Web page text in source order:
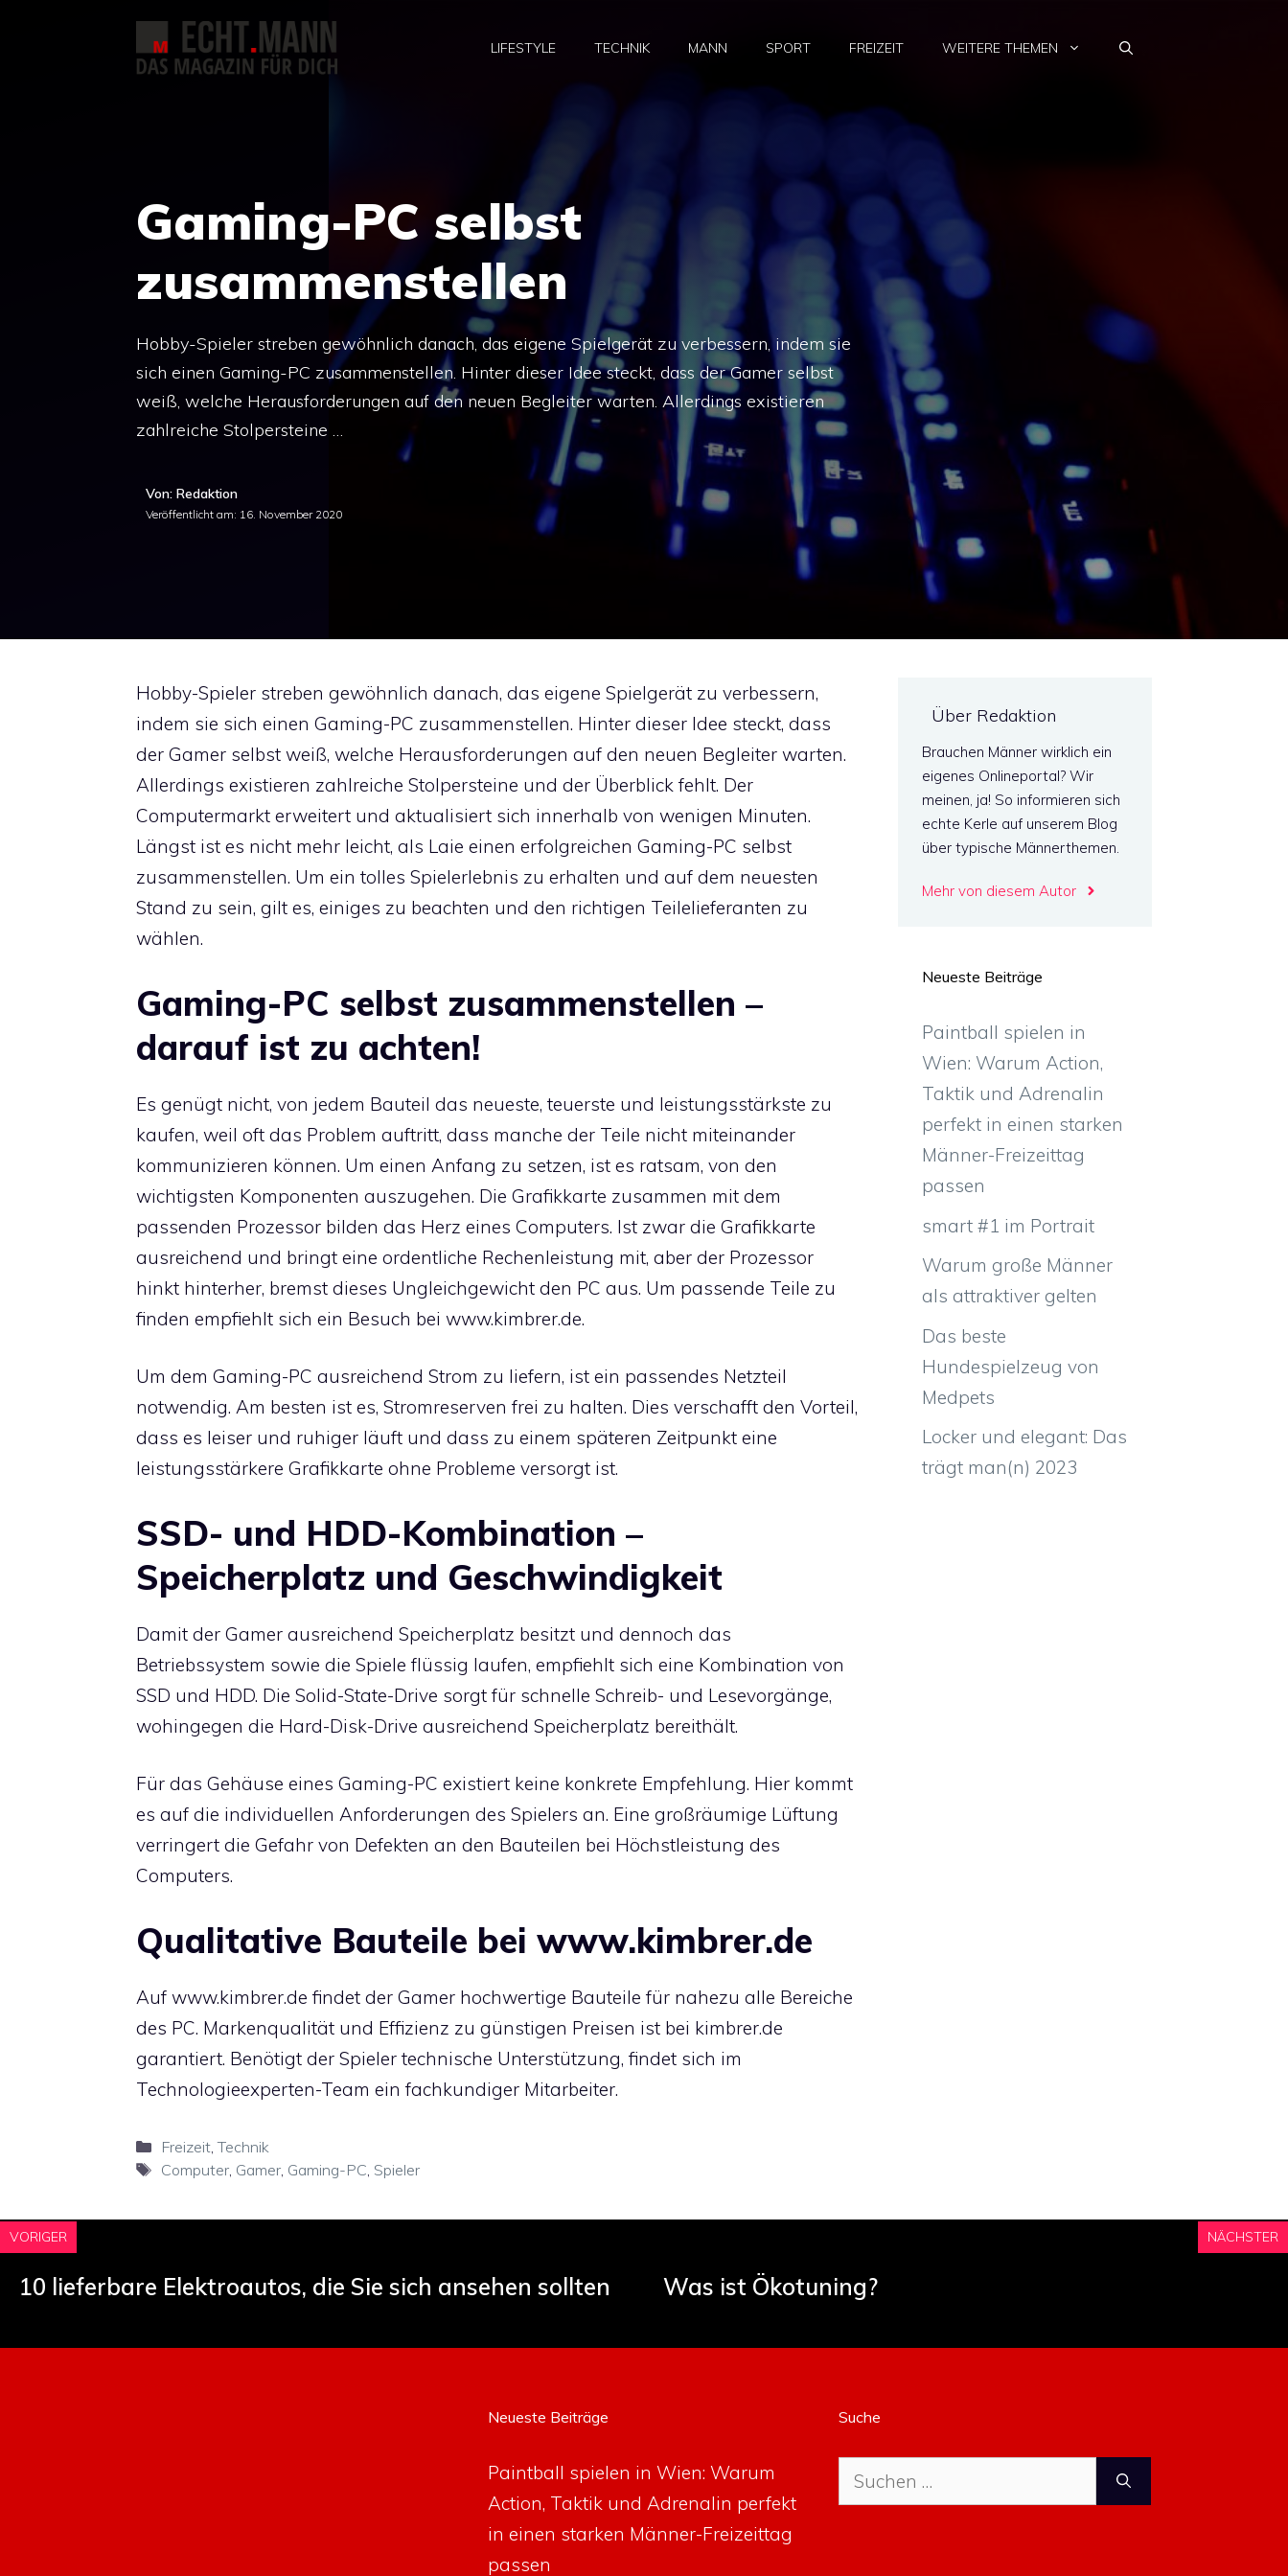
LIFESTYLE TECHNIK MANN SPORT FREIZEIT WEITERE THEMEN
Gaming-PC selbst
zusammenstellen
Hobby-Spieler streben gewöhnlich danach, das eigene Spielgerät zu verbessern, indem sie
sich einen Gaming-PC zusammenstellen. Hinter dieser Idee steckt, dass der Gamer selbst
weiß, welche Herausforderungen auf den neuen Begleiter warten. Allerdings existieren
zahlreiche Stolpersteine …
Von: Redaktion
Veröffentlicht am: 16. November 2020
Hobby-Spieler streben gewöhnlich danach, das eigene Spielgerät zu verbessern,
indem sie sich einen Gaming-PC zusammenstellen. Hinter dieser Idee steckt, dass
der Gamer selbst weiß, welche Herausforderungen auf den neuen Begleiter warten.
Allerdings existieren zahlreiche Stolpersteine und der Überblick fehlt. Der
Computermarkt erweitert und aktualisiert sich innerhalb von wenigen Minuten.
Längst ist es nicht mehr leicht, als Laie einen erfolgreichen Gaming-PC selbst
zusammenstellen. Um ein tolles Spielerlebnis zu erhalten und auf dem neuesten
Stand zu sein, gilt es, einiges zu beachten und den richtigen Teilelieferanten zu
wählen.
Gaming-PC selbst zusammenstellen –
darauf ist zu achten!
Es genügt nicht, von jedem Bauteil das neueste, teuerste und leistungsstärkste zu
kaufen, weil oft das Problem auftritt, dass manche der Teile nicht miteinander
kommunizieren können. Um einen Anfang zu setzen, ist es ratsam, von den
wichtigsten Komponenten auszugehen. Die Grafikkarte zusammen mit dem
passenden Prozessor bilden das Herz eines Computers. Ist zwar die Grafikkarte
ausreichend und bringt eine ordentliche Rechenleistung mit, aber der Prozessor
hinkt hinterher, bremst dieses Ungleichgewicht den PC aus. Um passende Teile zu
finden empfiehlt sich ein Besuch bei www.kimbrer.de.
Um dem Gaming-PC ausreichend Strom zu liefern, ist ein passendes Netzteil
notwendig. Am besten ist es, Stromreserven frei zu halten. Dies verschafft den Vorteil,
dass es leiser und ruhiger läuft und dass zu einem späteren Zeitpunkt eine
leistungsstärkere Grafikkarte ohne Probleme versorgt ist.
SSD- und HDD-Kombination –
Speicherplatz und Geschwindigkeit
Damit der Gamer ausreichend Speicherplatz besitzt und dennoch das
Betriebssystem sowie die Spiele flüssig laufen, empfiehlt sich eine Kombination von
SSD und HDD. Die Solid-State-Drive sorgt für schnelle Schreib- und Lesevorgänge,
wohingegen die Hard-Disk-Drive ausreichend Speicherplatz bereithält.
Für das Gehäuse eines Gaming-PC existiert keine konkrete Empfehlung. Hier kommt
es auf die individuellen Anforderungen des Spielers an. Eine großräumige Lüftung
verringert die Gefahr von Defekten an den Bauteilen bei Höchstleistung des
Computers.
Qualitative Bauteile bei www.kimbrer.de
Auf www.kimbrer.de findet der Gamer hochwertige Bauteile für nahezu alle Bereiche
des PC. Markenqualität und Effizienz zu günstigen Preisen ist bei kimbrer.de
garantiert. Benötigt der Spieler technische Unterstützung, findet sich im
Technologieexperten-Team ein fachkundiger Mitarbeiter.
Kategorien
Freizeit,Technik
Schlagwörter
Computer, Gamer, Gaming-PC Spieler
Über Redaktion
Brauchen Männer wirklich ein
eigenes Onlineportal? Wir
meinen, ja! So informieren sich
echte Kerle auf unserem Blog
über typische Männerthemen.
Mehr von diesem Autor
Neueste Beiträge
Paintball spielen in
Wien: Warum Action,
Taktik und Adrenalin
perfekt in einen starken
Männer-Freizeittag
passen
smart #1 im Portrait
Warum große Männer
als attraktiver gelten
Das beste
Hundespielzeug von
Medpets
Locker und elegant: Das
trägt man(n) 2023
VORIGER
10 lieferbare Elektroautos, die Sie sich ansehen sollten
NÄCHSTER
Was ist Ökotuning?
Neueste Beiträge
Paintball spielen in Wien: Warum
Action, Taktik und Adrenalin perfekt
in einen starken Männer-Freizeittag
passen
Suche
Suche
nach: